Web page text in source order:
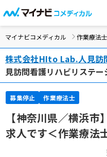
マイナビコメディカル 作業療法士
株式会社HIto Lab.人見訪
見訪問看護リハビリステー
募集停止 作業療法士
【神奈川県／横浜
求人です＜作業療法